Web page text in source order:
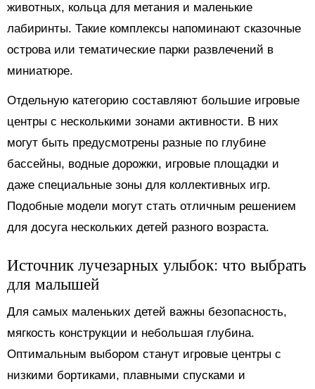
животных, кольца для метания и маленькие
лабиринты. Такие комплексы напоминают сказочные
острова или тематические парки развлечений в
миниатюре.
Отдельную категорию составляют большие игровые
центры с несколькими зонами активности. В них
могут быть предусмотрены разные по глубине
бассейны, водные дорожки, игровые площадки и
даже специальные зоны для коллективных игр.
Подобные модели могут стать отличным решением
для досуга нескольких детей разного возраста.
Источник лучезарных улыбок: что выбрать
для малышей
Для самых маленьких детей важны безопасность,
мягкость конструкции и небольшая глубина.
Оптимальным выбором станут игровые центры с
низкими бортиками, плавными спусками и